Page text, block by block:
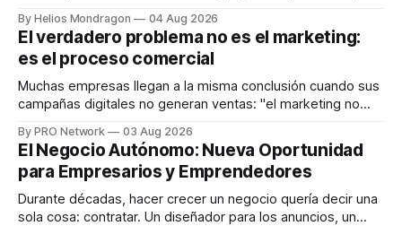
dispositivos inteligentes, inteligencia artificial y monitoreo
en tiempo real para ayudar a las personas a tomar mejores
decisiones sobre su salud metabólica. Su propuesta busca
responder
By Helios Mondragon 04 Aug 2026
El verdadero problema no es el marketing:
es el proceso comercial
Muchas empresas llegan a la misma conclusión cuando sus
campañas digitales no generan ventas: "el marketing no
INTERIUS, el problema suele estar en otro lugar. Durante
una entrevista para el podcast SER PRO, el especialista en
marketing digital explicó que
By PRO Network 03 Aug 2026
El Negocio Autónomo: Nueva Oportunidad
para Empresarios y Emprendedores
Durante décadas, hacer crecer un negocio quería decir una
sola cosa: contratar. Un diseñador para los anuncios, un